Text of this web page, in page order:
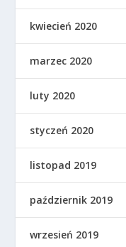
kwiecień 2020
marzec 2020
luty 2020
styczeń 2020
listopad 2019
październik 2019
wrzesień 2019